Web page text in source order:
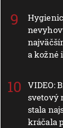
a kožné
VIDEO:
svetový
stala
kráčala